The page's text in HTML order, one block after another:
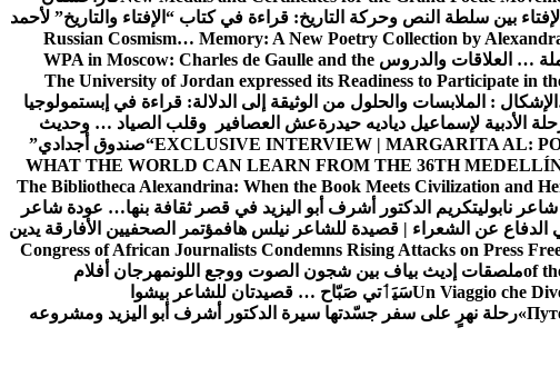
الإفتاء بين سلطة النص وحركة التاريخ: قراءة في كتاب “الإفتاء والتاريخ” لأحمد
Russian Cosmism… Memory: A New Poetry Collection by
… العلاقات والدروس WPA in Moscow: Charles de Gaulle and the
The University of Jordan expressed its Readiness to Participate in
: الملابسات والحلول من الوثيقة إلى الدلالة: قراءة في إبستمولوجيا
الأدبية لإسماعيل دياديه حيدرةعش العصافير وقلب الصياد … وحديث
EXCLUSIVE INTERVIEW | MARGARITA AL:“صندوق أجدادي”
WHAT THE WORLD CAN LEARN FROM THE 36TH
The Bibliotheca Alexandrina: When the Book Meets Civilization and
شاعر نابوليتكريم الدكتور أشرف أبو اليزيد في قصر ثقافة بنها… عودة شاعر
الدفاع عن الشعراء | قصيدة للشاعر نيلس هافمؤتمر الصحفيين الأفارقة يدين
Congress of African Journalists Condemns Rising Attacks on Press
ofملصقات إديث بياف بين شجون الصوت ووجع اللونمهرجان أفلام
Un Viaggio cheسَيَٲتي صَبّاح … قصيدتان للشاعر بيشوا
رحلة نهرٍ على سفر جسّدتها سيرة الدكتور أشرف أبو اليزيد ومشروعه